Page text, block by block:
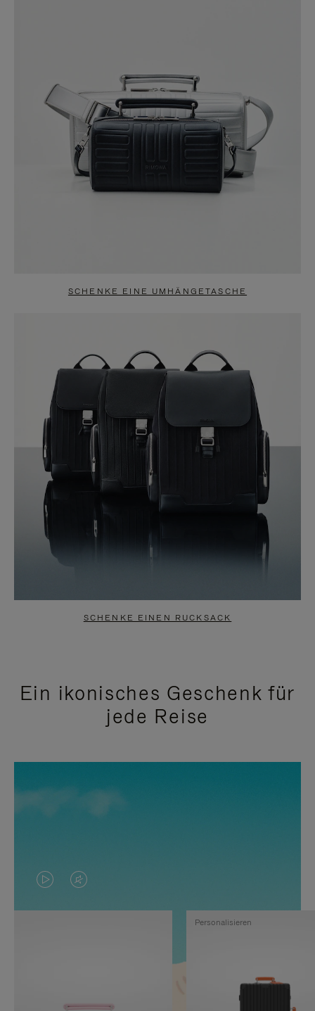
SCHENKE EINE UMHÄNGETASCHE
SCHENKE EINEN RUCKSACK
Ein ikonisches Geschenk für
jede Reise
DAS
VIDEO
VIDEO
IST
Personalisieren